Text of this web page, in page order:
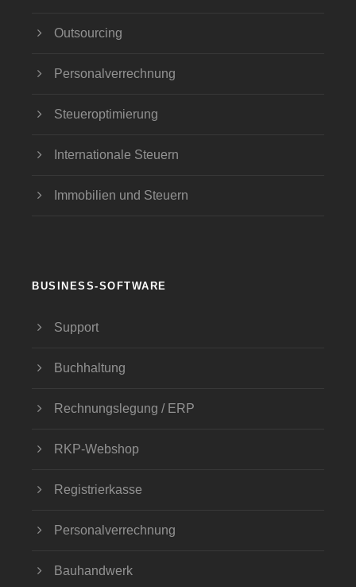
Outsourcing
Personalverrechnung
Steueroptimierung
Internationale Steuern
Immobilien und Steuern
BUSINESS-SOFTWARE
Support
Buchhaltung
Rechnungslegung / ERP
RKP-Webshop
Registrierkasse
Personalverrechnung
Bauhandwerk